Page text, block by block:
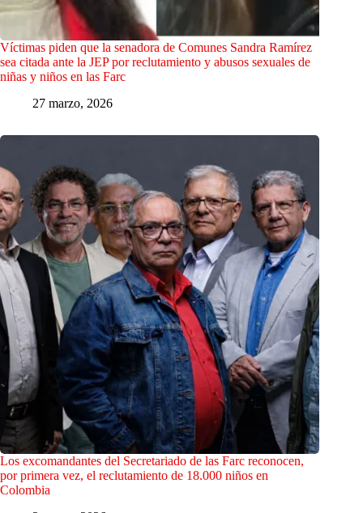
Víctimas piden que la senadora de Comunes Sandra Ramírez
sea citada ante la JEP por reclutamiento y abusos sexuales de
niñas y niños en las Farc
27 marzo, 2026
Los excomandantes del Secretariado de las Farc reconocen,
por primera vez, el reclutamiento de 18.000 niños en
Colombia